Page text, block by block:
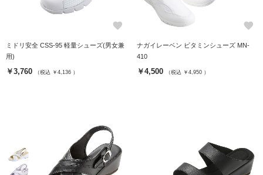
favorite
ミドリ安全 CSS-95 軽量シューズ(男女兼
用)
￥3,760 （税込 ￥4,136 ）
favorite
ナガイレーベン ビタミンシューズ MN-
410
￥4,500 （税込 ￥4,950 ）